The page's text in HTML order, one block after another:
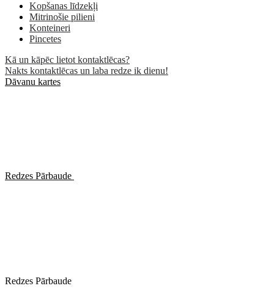
Kopšanas līdzekļi
Mitrinošie pilieni
Konteineri
Pincetes
Kā un kāpēc lietot kontaktlēcas?
Nakts kontaktlēcas un laba redze ik dienu!
Dāvanu kartes
Redzes Pārbaude
Redzes Pārbaude